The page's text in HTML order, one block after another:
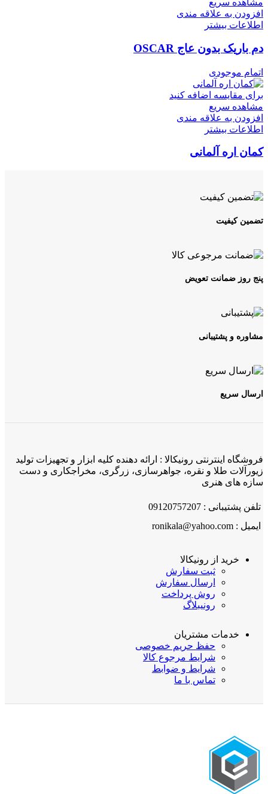
مشاهده سریع
افزودن به علاقه مندی
اطلاعات بیشتر
دم باریک بدون عاج OSCAR
اتمام موجودی
برای مقایسه اضافه کنید
مشاهده سریع
افزودن به علاقه مندی
اطلاعات بیشتر
کمان اره آلمانی
تضمین کیفیت
پنج روز ضمانت تعویض
مشاوره و پشتیبانی
ارسال سریع
فروشگاه اینترنتی رونیکالا : ارائه دهنده کلیه ابزار و تجهیزات تولید
زیورآلات طلا و نقره، جواهرسازی، زرگری، مخراجکاری و دست
سازه های هنری
تلفن پشتیبانی : 09120757207
ایمیل : ronikala@yahoo.com
خرید از رونیکالا
ثبت سفارش
ارسال سفارش
روش پرداخت
رونیبلاگ
خدمات مشتریان
حفظ حریم خصوصی
شرایط مرجوع کالا
شرایط و ضوابط
تماس با ما